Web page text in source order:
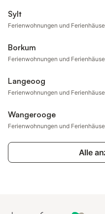
Sylt
Ferienwohnungen und
Borkum
Ferienwohnungen und
Langeoog
Ferienwohnungen und
Wangerooge
Ferienwohnungen und
Alle